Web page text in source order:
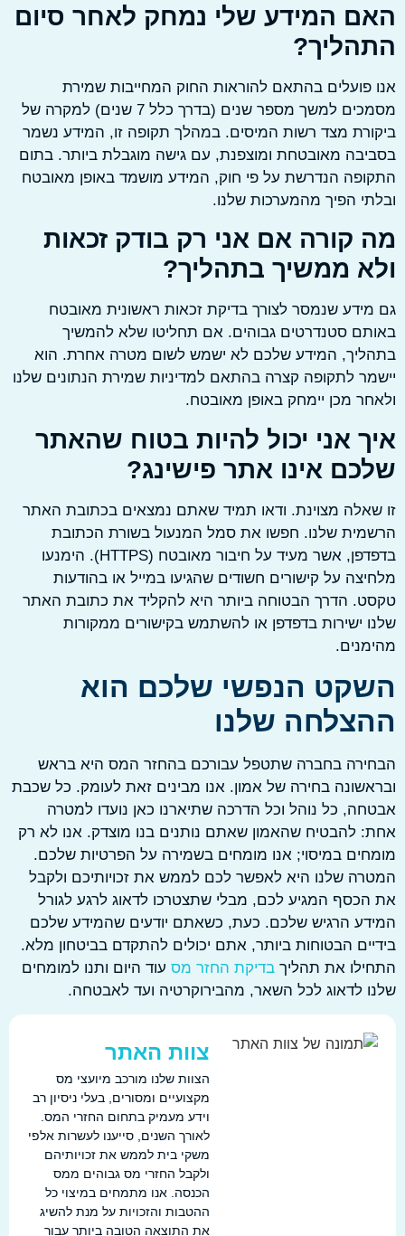
המידע שלי נמחק לאחר סיום
פועלים בהתאם להוראות החוק המחייבות שמירת
מסמכים למשך מספר שנים (בדרך כלל 7 שנים) למקרה של
מצד רשות המיסים. במהלך תקופה זו, המידע נשמר
מאובטחת ומוצפנת, עם גישה מוגבלת ביותר. בתום
הנדרשת על פי חוק, המידע מושמד באופן מאובטח
הפיך מהמערכות שלנו.
קורה אם אני רק בודק זכאות
ממשיך בתהליך?
שנמסר לצורך בדיקת זכאות ראשונית מאובטח
סטנדרטים גבוהים. אם תחליטו שלא להמשיך
המידע שלכם לא ישמש לשום מטרה אחרת. הוא
לתקופה קצרה בהתאם למדיניות שמירת הנתונים שלנו
מכן יימחק באופן מאובטח.
אני יכול להיות בטוח שהאתר
אינו אתר פישינג?
מצוינת. ודאו תמיד שאתם נמצאים בכתובת האתר
שלנו. חפשו את סמל המנעול בשורת הכתובת
בדפדפן, אשר מעיד על חיבור מאובטח (HTTPS). הימנעו
על קישורים חשודים שהגיעו במייל או בהודעות
הדרך הבטוחה ביותר היא להקליד את כתובת האתר
ישירות בדפדפן או להשתמש בקישורים ממקורות
הנפשי שלכם הוא
שלנו
בחברה שתטפל עבורכם בהחזר המס היא בראש
בחירה של אמון. אנו מבינים זאת לעומק. כל שכבת
כל נוהל וכל הדרכה שתיארנו כאן נועדו למטרה
להבטיח שהאמון שאתם נותנים בנו מוצדק. אנו לא רק
במיסוי; אנו מומחים בשמירה על הפרטיות שלכם.
שלנו היא לאפשר לכם לממש את זכויותיכם ולקבל
המגיע לכם, מבלי שתצטרכו לדאוג לרגע לגורל
הרגיש שלכם. כעת, כשאתם יודעים שהמידע שלכם
הבטוחות ביותר, אתם יכולים להתקדם בביטחון מלא.
את תהליךבדיקת החזר מסעוד היום ותנו למומחים
לדאוג לכל השאר, מהבירוקרטיה ועד לאבטחה.
צוות האתר
הצוות שלנו מורכב מיועצי מס
מקצועיים ומסורים, בעלי ניסיון רב
וידע מעמיק בתחום החזרי המס.
לאורך השנים, סייענו לעשרות אלפי
משקי בית לממש את זכויותיהם
ולקבל החזרי מס גבוהים ממס
הכנסה. אנו מתמחים במיצוי כל
ההטבות והזכויות על מנת להשיג
את התוצאה הטובה ביותר עבור